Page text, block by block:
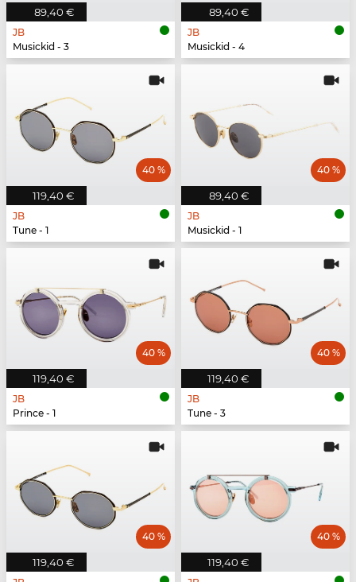
89,40 €
JB
Musickid - 3
89,40 €
JB
Musickid - 4
119,40 €
40 %
JB
Tune - 1
89,40 €
40 %
JB
Musickid - 1
119,40 €
40 %
JB
Prince - 1
119,40 €
40 %
JB
Tune - 3
119,40 €
40 %
119,40 €
40 %